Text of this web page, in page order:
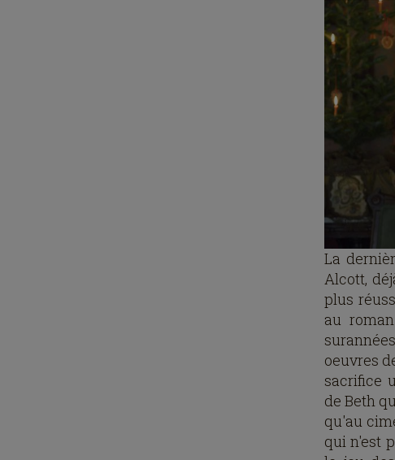
La
Alcott,
plus
au
oeuvres
sacrifice
de Beth
qu'au
qui n'est